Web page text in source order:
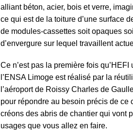
alliant béton, acier, bois et verre,
ce qui est de la toiture d’une surface
de modules-cassettes soit opaques
d’envergure sur lequel travaillent
Ce n’est pas la première fois
l’ENSA Limoge est réalisé par la
l’aéroport de Roissy Charles de
pour répondre au besoin précis de ce
créons des abris de chantier qui vont
usages que vous allez en faire.